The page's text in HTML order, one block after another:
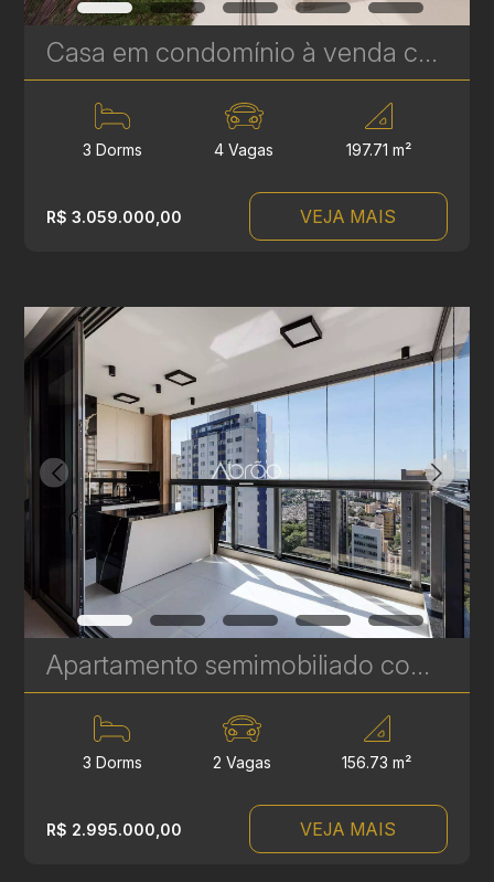
Casa em condomínio à venda com 3 suítes em Campina do Siqueira - 314,84 m² privativos - Casa Áurea | Ref. 1781
3 Dorms 4 Vagas 197.71 m²
R$ 3.059.000,00 VEJA MAIS
Apartamento semimobiliado com 3 quartos à venda no Talent Água Verde - 156 m² | Ref. 492
3 Dorms 2 Vagas 156.73 m²
R$ 2.995.000,00 VEJA MAIS